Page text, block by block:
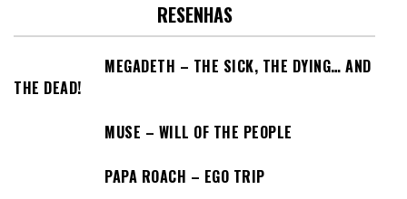
RESENHAS
MEGADETH – THE SICK, THE DYING… AND
THE DEAD!
MUSE – WILL OF THE PEOPLE
PAPA ROACH – EGO TRIP